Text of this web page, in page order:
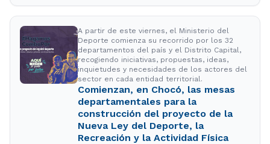
A partir de este viernes, el Ministerio del
Deporte comienza su recorrido por los 32
departamentos del país y el Distrito Capital,
recogiendo iniciativas, propuestas, ideas,
inquietudes y necesidades de los actores del
sector en cada entidad territorial.
Comienzan, en Chocó, las mesas
departamentales para la
construcción del proyecto de la
Nueva Ley del Deporte, la
Recreación y la Actividad Física